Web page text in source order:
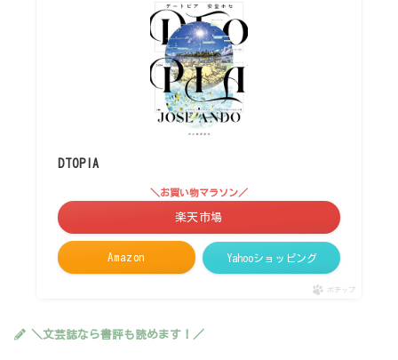
DTOPIA
Amazon
＼お買い物マラソン／
楽天市場
Yahooショッピング
ポチップ
＼文芸誌なら書評も読めます！／